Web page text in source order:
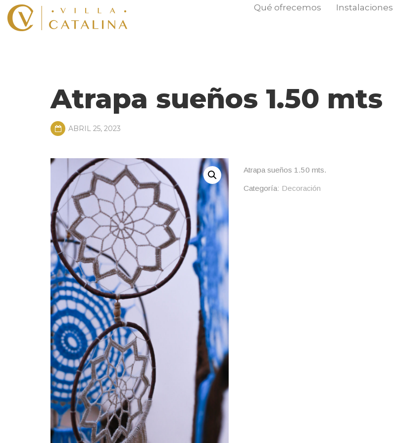
Qué ofrecemos Instalaciones
Atrapa sueños 1.50 mts
ABRIL 25, 2023
Atrapa sueños 1.50 mts.
Categoría: Decoración